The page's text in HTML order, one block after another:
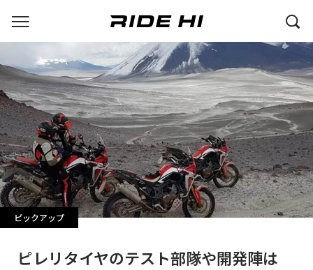
ピックアップ
ピレリタイヤのテスト部隊や開発陣は